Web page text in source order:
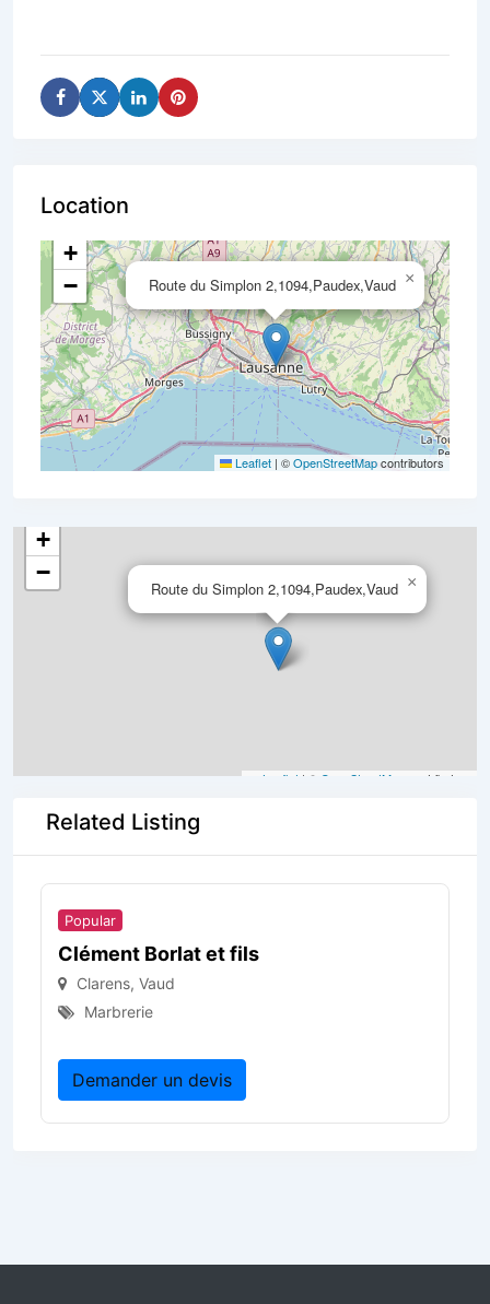
Location
Route du Simplon 2,1094,Paudex,Vaud ×
+
−
Leaflet | ©OpenStreetMapcontributors
Route du Simplon 2,1094,Paudex,Vaud ×
+
−
Leaflet | © OpenStreetMap contributors
Related Listing
Popular
Clément Borlat et fils
Clarens, Vaud
Marbrerie
Demander un devis